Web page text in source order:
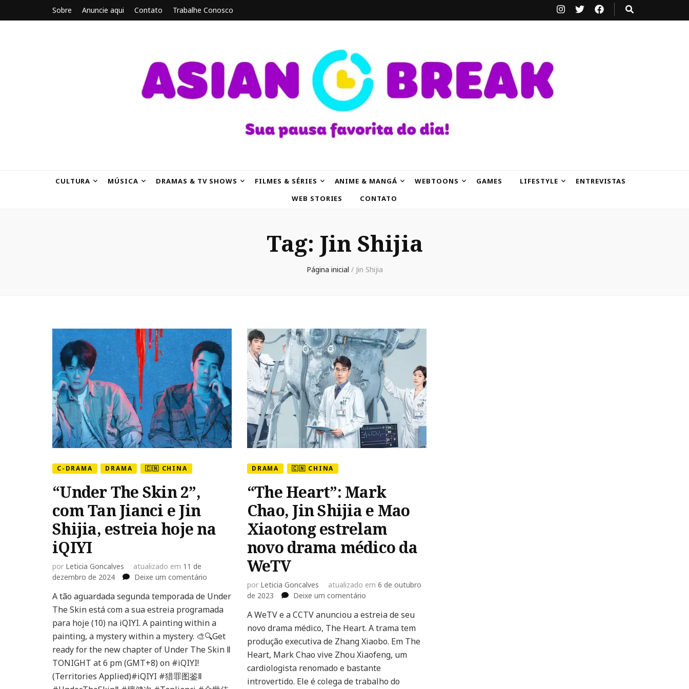
Sobre Anuncie aqui Contato Trabalhe Conosco
CULTURA MÚSICA DRAMAS & TV SHOWS FILMES & SÉRIES ANIME & MANGÁ WEBTOONS GAMES LIFESTYLE
ENTREVISTAS
WEB STORIES
CONTATO
Tag: Jin Shijia
Página inicial / Jin Shijia
C-DRAMA DRAMA 🇨🇳 CHINA
“Under The Skin 2”,
com Tan Jianci e Jin
Shijia, estreia hoje na
iQIYI
por Leticia Goncalves atualizado em 11 de
dezembro de 2024
Deixe um comentário
The
Skin
2”,
Tan
Jianci
Shijia,
A tão aguardada segunda temporada de Under
The Skin está com a sua estreia programada
para hoje (10) na iQIYI. A painting within a
painting, a mystery within a mystery. 🎨🔍Get
ready for the new chapter of Under The Skin Ⅱ
TONIGHT at 6 pm (GMT+8) on #iQIYI!
(Territories Applied)#iQIYI #猎罪图鉴Ⅱ
DRAMA 🇨🇳 CHINA
“The Heart”: Mark
Chao, Jin Shijia e Mao
Xiaotong estrelam
novo drama médico da
WeTV
por Leticia Goncalves atualizado em 6 de outubro
de 2023
Deixe um comentárioem
Heart”:
Mark
Chao,
Shijia
e
Mao
A WeTV e a CCTV anunciou a estreia de seu
novo drama médico, The Heart. A trama tem
produção executiva de Zhang Xiaobo. Em The
Heart, Mark Chao vive Zhou Xiaofeng, um
cardiologista renomado e bastante
introvertido. Ele é colega de trabalho do